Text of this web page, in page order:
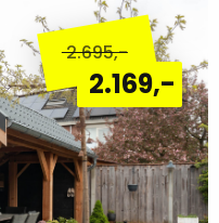
2.695,-
2.169,-